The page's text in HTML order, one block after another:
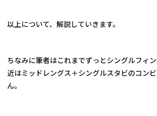
以上について、解説していきます。
ちなみに筆者はこれまでずっとシングルフィ
近はミッドレングス＋シングルスタビのコン
ん。